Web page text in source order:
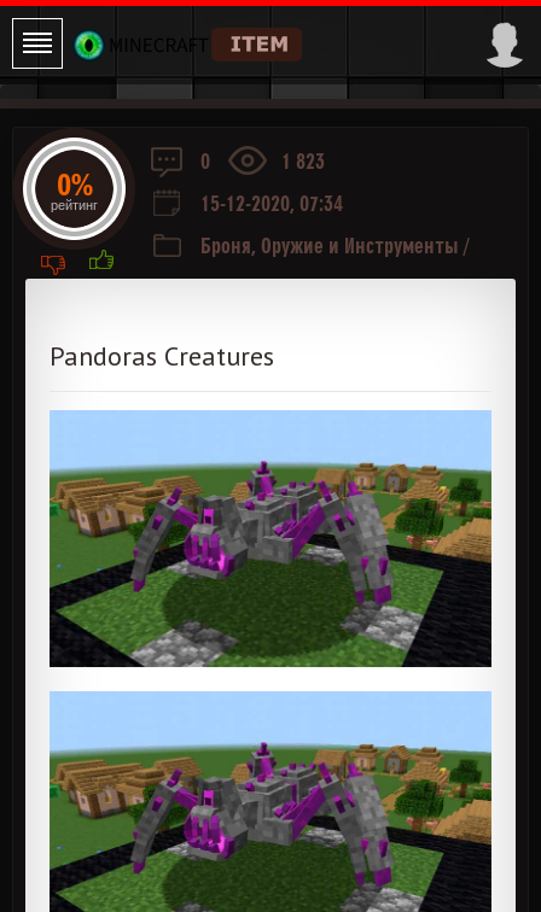
0
1 823
15-12-2020, 07:34
Броня, Оружие и Инструменты /
Pandoras Creatures
0%
рейтинг